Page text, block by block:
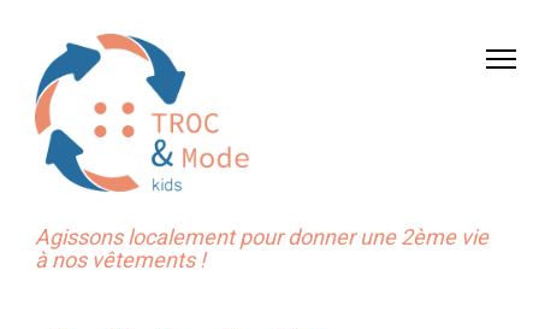
Agissons localement pour donner une 2ème vie
à nos vêtements !